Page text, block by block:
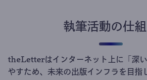
執筆活動の仕
theLetterはインターネット上に「深
やすため、未来の出版インフラを目指